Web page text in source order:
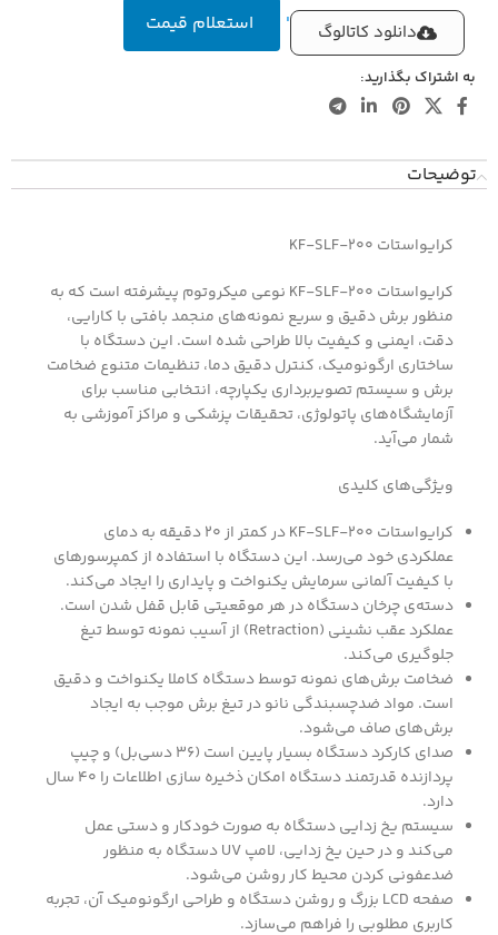
دانلود کاتالوگ ' استعلام قیمت
به اشتراک بگذارید:
توضیحات
کرایواستات KF-SLF-200
کرایواستات KF-SLF-200 نوعی میکروتوم پیشرفته است که به
منظور برش دقیق و سریع نمونه‌های منجمد بافتی با کارایی،
دقت، ایمنی و کیفیت بالا طراحی شده است. این دستگاه با
ساختاری ارگونومیک، کنترل دقیق دما، تنظیمات متنوع ضخامت
برش و سیستم تصویربرداری یکپارچه، انتخابی مناسب برای
آزمایشگاه‌های پاتولوژی، تحقیقات پزشکی و مراکز آموزشی به
شمار می‌آید.
ویژگی‌های کلیدی
کرایواستات KF-SLF-200 در کمتر از 20 دقیقه به دمای
عملکردی خود می‌رسد. این دستگاه با استفاده از کمپرسورهای
با کیفیت آلمانی سرمایش یکنواخت و پایداری را ایجاد می‌کند.
دسته‌ی چرخان دستگاه در هر موقعیتی قابل قفل شدن است.
عملکرد عقب نشینی (Retraction) از آسیب نمونه توسط تیغ
جلوگیری می‌کند.
ضخامت برش‌های نمونه توسط دستگاه کاملا یکنواخت و دقیق
است. مواد ضدچسبندگی نانو در تیغ برش موجب به ایجاد
برش‌های صاف می‌شود.
صدای کارکرد دستگاه بسیار پایین است (۳۶ دسی‌بل) و چیپ
پردازنده قدرتمند دستگاه امکان ذخیره سازی اطلاعات را ۴۰ سال
دارد.
سیستم یخ زدایی دستگاه به صورت خودکار و دستی عمل
می‌کند و در حین یخ زدایی، لامپ UV دستگاه به منظور
ضدعفونی کردن محیط کار روشن می‌شود.
صفحه LCD بزرگ و روشن دستگاه و طراحی ارگونومیک آن، تجربه
کاربری مطلوبی را فراهم می‌سازد.